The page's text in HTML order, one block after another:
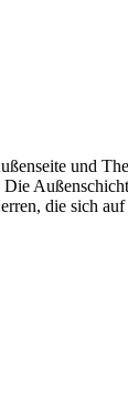
und
die sich